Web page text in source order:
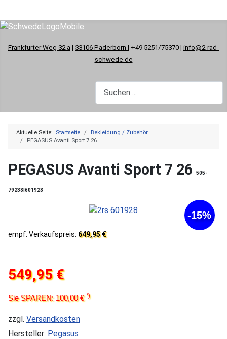
Frankfurter Weg 32 a | 33106 Paderborn | +49 5251/75370 | info@2-rad-
schwede.de
Aktuelle Seite: Startseite
Bekleidung / Zubehör
PEGASUS Avanti Sport 7 26
PEGASUS Avanti Sport 7 26 505-
79238|601928
-15%
empf. Verkaufspreis: 649,95 €
549,95 €
Sie SPAREN: 100,00 €*)
zzgl. Versandkosten
Hersteller: Pegasus